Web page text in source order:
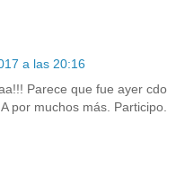
a las 20:16
Parece que fue ayer cdo
por muchos más. Participo.